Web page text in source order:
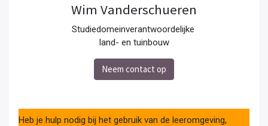
Wim Vanderschueren
Studiedomeinverantwoordelijke
land- en tuinbouw
Neem contact op
Heb je hulp nodig bij het gebruik van de leeromgeving,